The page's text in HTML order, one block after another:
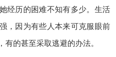
经历的困难不知有多少。生活
，因为有些人本来可克服眼前
的甚至采取逃避的办法。